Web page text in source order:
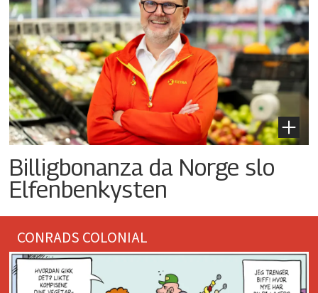
Billigbonanza da Norge slo
Elfenbenkysten
CONRADS COLONIAL